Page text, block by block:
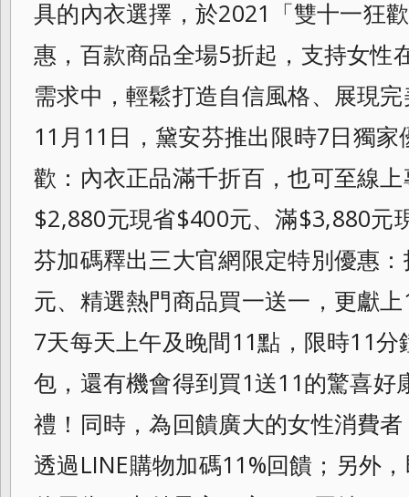
具的內衣選擇，於2021「雙十一狂
惠，百款商品全場5折起， 支持女性
需求中，輕鬆打造自信風格、 展現
11月11日， 黛安芬推出限時7日獨
歡： 內衣正品滿千折百，也可至線
$2,880元現省$400元、滿$3,880元
芬加碼釋出三大官網限定特別優惠
元、精選熱門商品買一送一， 更獻
7天每天上午及晚間11點， 限時11分
包， 還有機會得到買1送11的驚喜好
禮！同時，為回饋廣大的女性消費
透過LINE購物加碼11%回饋； 另外